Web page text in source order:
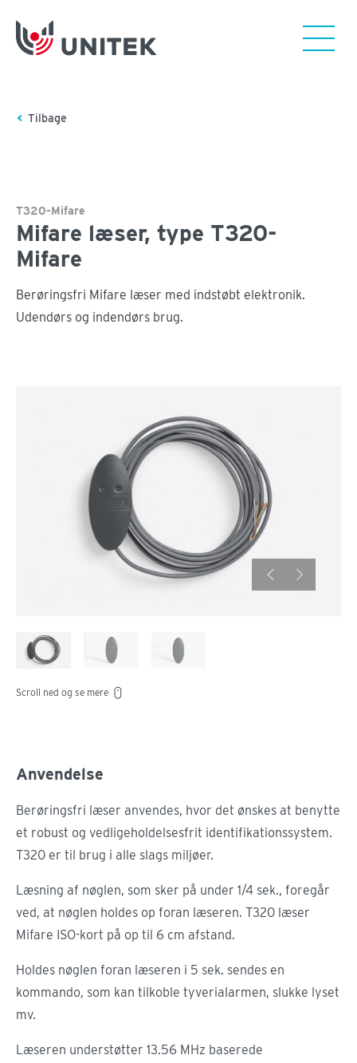
Tilbage
Scroll ned og se mere
Anvendelse
Berøringsfri læser anvendes, hvor det ønskes at benytte
et robust og vedligeholdelsesfrit identifikationssystem.
T320 er til brug i alle slags miljøer.
Læsning af nøglen, som sker på under 1/4 sek., foregår
ved, at nøglen holdes op foran læseren. T320 læser
Mifare ISO-kort på op til 6 cm afstand.
Holdes nøglen foran læseren i 5 sek. sendes en
kommando, som kan tilkoble tyverialarmen, slukke lyset
mv.
Læseren understøtter 13.56 MHz baserede
T320-Mifare
Mifare læser, type T320-
Mifare
Berøringsfri Mifare læser med indstøbt elektronik.
Udendørs og indendørs brug.